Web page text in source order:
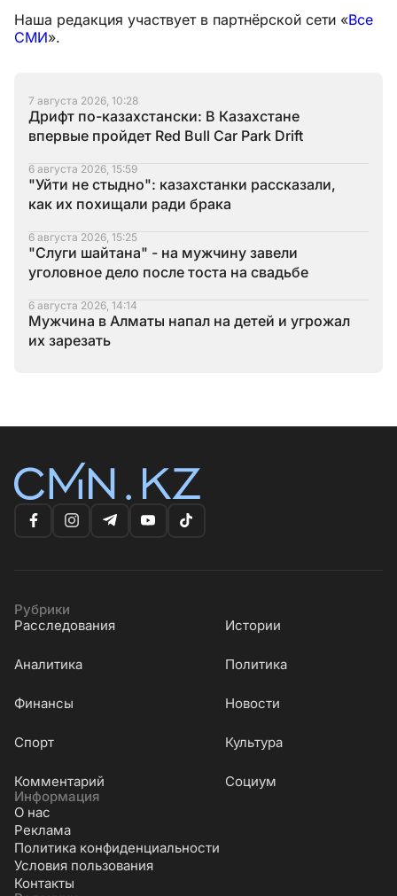
Наша редакция участвует в партнёрской сети «Все
СМИ».
7 августа 2026, 10:28
Дрифт по-казахстански: В Казахстане
впервые пройдет Red Bull Car Park Drift
6 августа 2026, 15:59
"Уйти не стыдно": казахстанки рассказали,
как их похищали ради брака
6 августа 2026, 15:25
"Слуги шайтана" - на мужчину завели
уголовное дело после тоста на свадьбе
6 августа 2026, 14:14
Мужчина в Алматы напал на детей и угрожал
их зарезать
Рубрики
Расследования
Истории
Аналитика Политика
Финансы Новости
Cпорт Культура
Комментарий
Социум
Информация
О нас
Реклама
Политика конфиденциальности
Условия пользования
Контакты